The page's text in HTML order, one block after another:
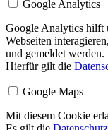
Google Analytics
Google Analytics hilft
Webseiten
und gemeldet werden.
Hierfür gilt die
Google Maps
Mit diesem Cookie